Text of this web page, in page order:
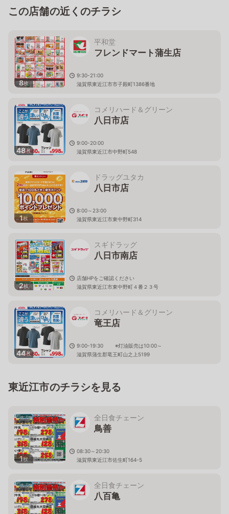
この店舗の近くのチラシ
8枚
平和堂
フレンドマート蒲生店
9:30-21:00
滋賀県東近江市市子殿町1386番地
48枚
コメリハード＆グリーン
八日市店
9:00-20:00
滋賀県東近江市中野町548
1枚
ドラッグユタカ
八日市店
8:00～23:00
滋賀県東近江市東中野町314
2枚
スギドラッグ
八日市南店
店舗HPをご確認ください
滋賀県東近江市東中野町４番２３号
44枚
コメリハード＆グリーン
竜王店
9:00-19:30 ※灯油販売は10:00～
滋賀県蒲生郡竜王町山之上5199
東近江市のチラシを見る
1枚
全日食チェーン
鳥善
08:30～20:30
滋賀県東近江市佐生町164-5
全日食チェーン
八百亀